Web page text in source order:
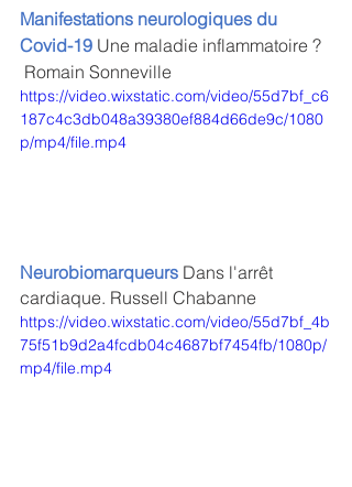
Manifestations neurologiques du
Covid-19 Une maladie inflammatoire ?
Romain Sonneville
https://video.wixstatic.com/video/55d7bf_c6
187c4c3db048a39380ef884d66de9c/1080
p/mp4/file.mp4
Neurobiomarqueurs Dans l'arrêt
cardiaque. Russell Chabanne
https://video.wixstatic.com/video/55d7bf_4b
75f51b9d2a4fcdb04c4687bf7454fb/1080p/
mp4/file.mp4